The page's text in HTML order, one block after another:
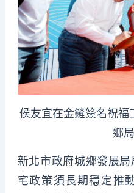
侯友宜在金鏟簽名祝福
鄉
新北市政府城鄉發展
宅政策須長期穩定推